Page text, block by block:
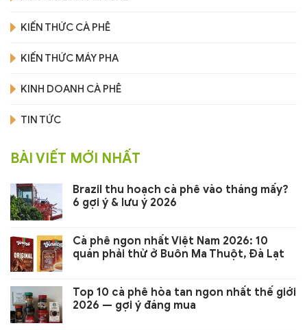
KIẾN THỨC CÀ PHÊ
KIẾN THỨC MÁY PHA
KINH DOANH CÀ PHÊ
TIN TỨC
BÀI VIẾT MỚI NHẤT
Brazil thu hoạch cà phê vào tháng mấy?
6 gợi ý & lưu ý 2026
Cà phê ngon nhất Việt Nam 2026: 10
quán phải thử ở Buôn Ma Thuột, Đà Lạt
Top 10 cà phê hòa tan ngon nhất thế giới
2026 — gợi ý đáng mua